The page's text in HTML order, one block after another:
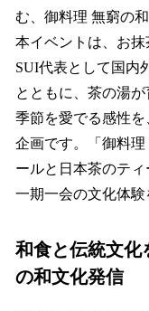
む、御料理 無窮の
本イベントは、お
SUI代表として国内
とともに、茶の湯
季節を愛でる感性
企画です。「御料
ールと日本茶のテ
一期一会の文化体験
和食と伝統文化
の和文化発信